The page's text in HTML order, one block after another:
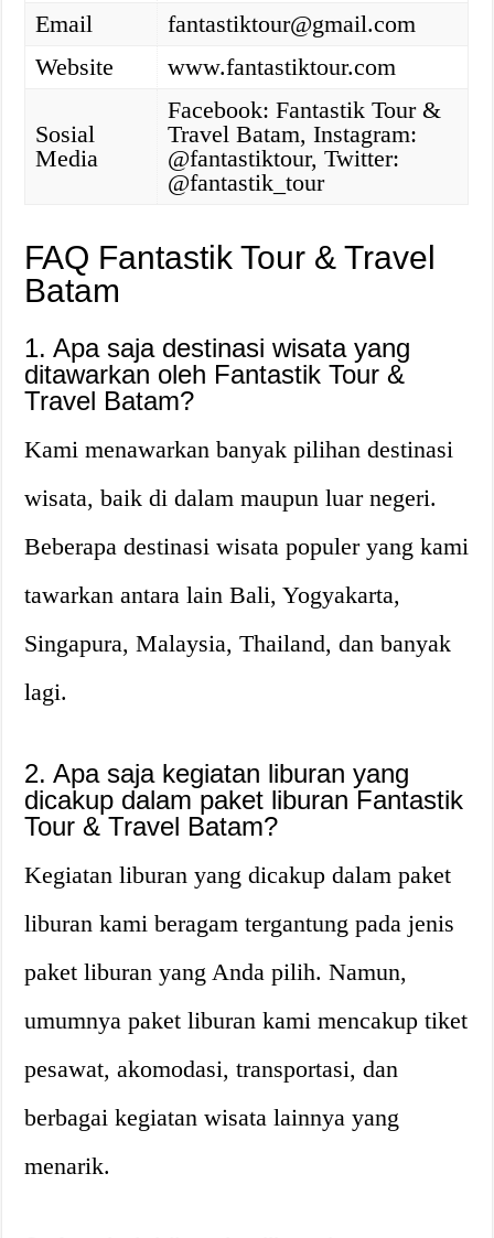
Email
fantastiktour@gmail.com
Website
www.fantastiktour.com
Sosial
Media
Facebook: Fantastik Tour &
Travel Batam, Instagram:
@fantastiktour, Twitter:
@fantastik_tour
FAQ Fantastik Tour & Travel
Batam
1. Apa saja destinasi wisata yang
ditawarkan oleh Fantastik Tour &
Travel Batam?
Kami menawarkan banyak pilihan destinasi
wisata, baik di dalam maupun luar negeri.
Beberapa destinasi wisata populer yang kami
tawarkan antara lain Bali, Yogyakarta,
Singapura, Malaysia, Thailand, dan banyak
lagi.
2. Apa saja kegiatan liburan yang
dicakup dalam paket liburan Fantastik
Tour & Travel Batam?
Kegiatan liburan yang dicakup dalam paket
liburan kami beragam tergantung pada jenis
paket liburan yang Anda pilih. Namun,
umumnya paket liburan kami mencakup tiket
pesawat, akomodasi, transportasi, dan
berbagai kegiatan wisata lainnya yang
menarik.